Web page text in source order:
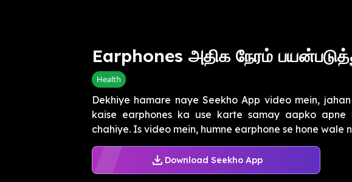
Earphones அதிக நேரம்
Health
Dekhiye hamare naye Seekho App video mein,
kaise earphones ka use karte samay aapko apne
chahiye. Is video mein, humne earphone se hone wale
Download Seekho App